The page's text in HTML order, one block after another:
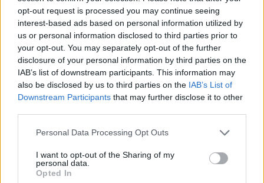
opt-out request is processed you may continue seeing
interest-based ads based on personal information utilized by
us or personal information disclosed to third parties prior to
your opt-out. You may separately opt-out of the further
disclosure of your personal information by third parties on the
IAB’s list of downstream participants. This information may
also be disclosed by us to third parties on the IAB’s List of
Downstream Participants that may further disclose it to other
Personal Data Processing Opt Outs
I want to opt-out of the Sharing of my
personal data.
Opted In
AZIENDE E MERCATI
Davide Sechi